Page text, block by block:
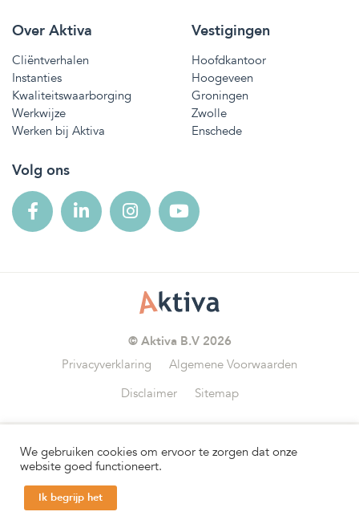
Over Aktiva
Cliëntverhalen
Instanties
Kwaliteitswaarborging
Werkwijze
Werken bij Aktiva
Vestigingen
Hoofdkantoor
Hoogeveen
Groningen
Zwolle
Enschede
Volg ons
© Aktiva B.V 2026
Privacyverklaring
Algemene Voorwaarden
Disclaimer
Sitemap
Wij zijn aangesloten bij
We gebruiken cookies om ervoor te zorgen dat onze
website goed functioneert.
Ik begrijp het